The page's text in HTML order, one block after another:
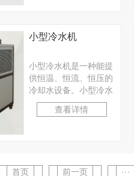
小型冷水机
小型冷水机是一种能提
供恒温、恒流、恒压的
冷却水设备。小型冷水
机工作原理是先向机内
水箱注入一定量的水，
查看详情
首页 前一页 ···